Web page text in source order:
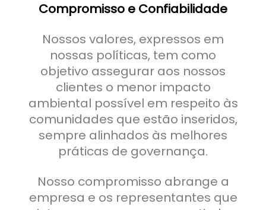
Compromisso e Confiabilidade
Nossos valores, expressos em
nossas políticas, tem como
objetivo assegurar aos nossos
clientes o menor impacto
ambiental possível em respeito às
comunidades que estão inseridos,
sempre alinhados às melhores
práticas de governança.
Nosso compromisso abrange a
empresa e os representantes que